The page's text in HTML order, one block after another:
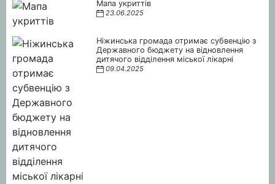
Мапа укриттів
23.06.2025
Ніжинська громада отримає субвенцію з
Державного бюджету на відновлення
дитячого відділення міської лікарні
09.04.2025